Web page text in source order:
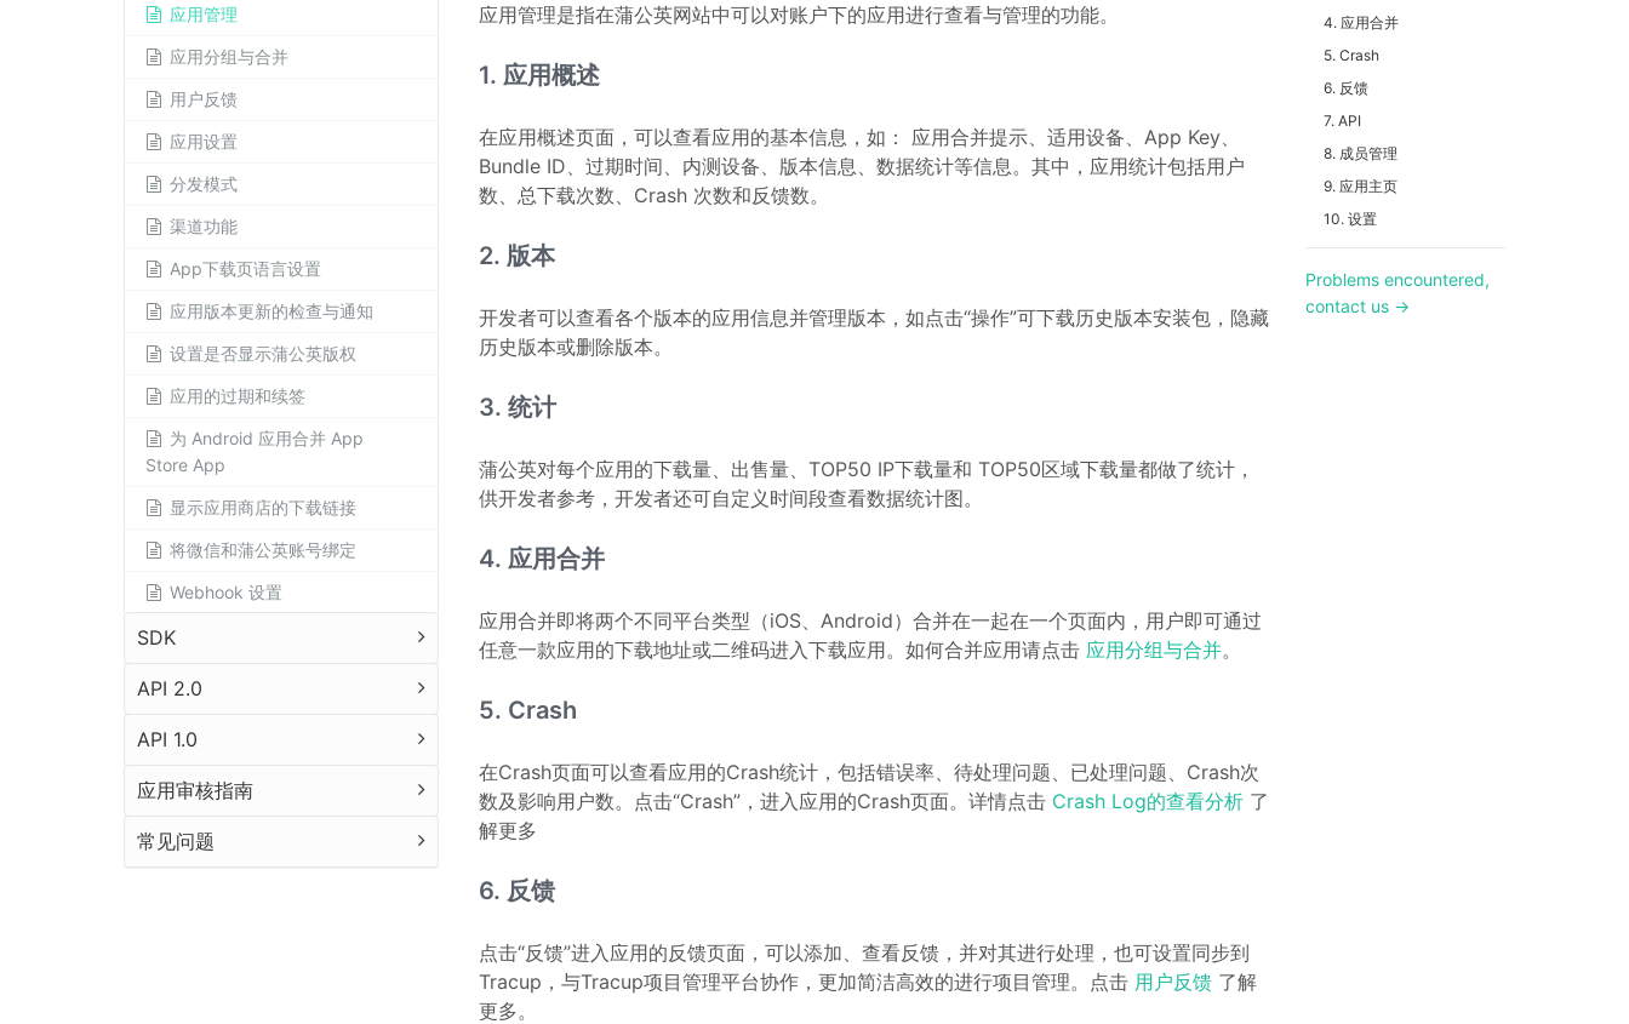
应用管理
应用分组与合并
用户反馈
应用设置
分发模式
渠道功能
App下载页语言设置
应用版本更新的检查与通知
设置是否显示蒲公英版权
应用的过期和续签
为 Android 应用合并 App
Store App
显示应用商店的下载链接
将微信和蒲公英账号绑定
Webhook 设置
SDK
API 2.0
API 1.0
应用审核指南
常见问题
应用管理是指在蒲公英网站中可以对账户下的应用进行查看与管理的功能。
1. 应用概述
在应用概述页面，可以查看应用的基本信息，如： 应用合并提示、适用设备、App Key、
Bundle ID、过期时间、内测设备、版本信息、数据统计等信息。其中，应用统计包括用户
数、总下载次数、Crash 次数和反馈数。
2. 版本
开发者可以查看各个版本的应用信息并管理版本，如点击“操作”可下载历史版本安装包，隐藏
历史版本或删除版本。
3. 统计
蒲公英对每个应用的下载量、出售量、TOP50 IP下载量和 TOP50区域下载量都做了统计，
供开发者参考，开发者还可自定义时间段查看数据统计图。
4. 应用合并
应用合并即将两个不同平台类型（iOS、Android）合并在一起在一个页面内，用户即可通过
任意一款应用的下载地址或二维码进入下载应用。如何合并应用请点击 应用分组与合并。
5. Crash
在Crash页面可以查看应用的Crash统计，包括错误率、待处理问题、已处理问题、Crash次
数及影响用户数。点击“Crash”，进入应用的Crash页面。详情点击 Crash Log的查看分析了
解更多
6. 反馈
点击“反馈”进入应用的反馈页面，可以添加、查看反馈，并对其进行处理，也可设置同步到
Tracup，与Tracup项目管理平台协作，更加简洁高效的进行项目管理。点击 用户反馈了解
更多。
4. 应用合并
5. Crash
6. 反馈
7. API
8. 成员管理
9. 应用主页
10. 设置
Problems encountered,
contact us →